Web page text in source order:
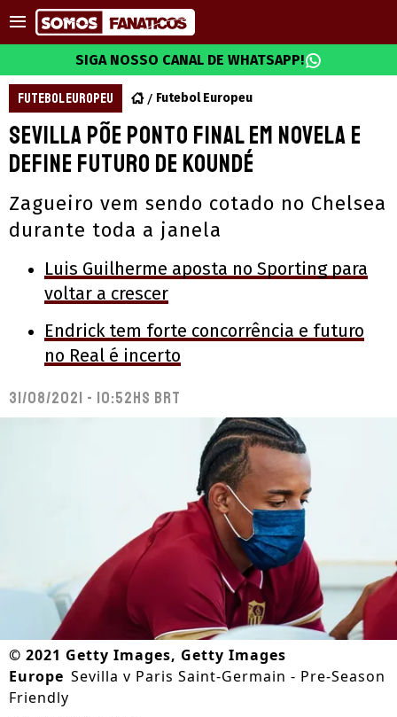
SIGA NOSSO CANAL DE WHATSAPP!
FUTEBOL EUROPEU Futebol Europeu
Sevilla põe ponto final em novela e
define futuro de Koundé
Zagueiro vem sendo cotado no Chelsea
durante toda a janela
Luis Guilherme aposta no Sporting para
voltar a crescer
Endrick tem forte concorrência e futuro
no Real é incerto
31/08/2021 - 10:52hs BRT
© 2021 Getty Images, Getty Images
Europe Sevilla v Paris Saint-Germain - Pre-Season
Friendly